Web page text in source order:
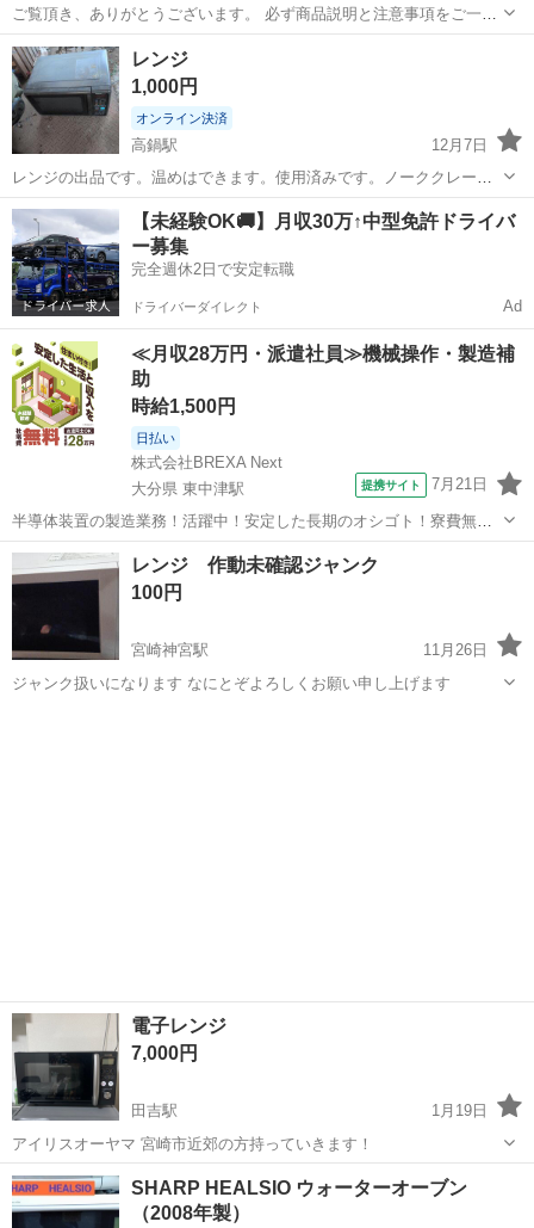
ご覧頂き、ありがとうございます。 必ず商品説明と注意事項をご一読
ください。 商品説明と注意事項にご納得頂けましたら、ご購入をお願
い致します。 こちらの商品は【住吉店】にございます。 ーーーーーー
ーーー 【...
宮崎 宮崎市
レンジ
1,000円
オンライン決済
高鍋駅
12月7日
レンジの出品です。温めはできます。使用済みです。ノーククレーム
でお願いします。
宮崎 児湯郡 高鍋駅 キッチン家電 レンジ
【未経験OK🚚】月収30万↑中型免許ドライバ
ー募集
完全週休2日で安定転職
ドライバーダイレクト Ad
≪月収28万円・派遣社員≫機械操作・製造補
助
時給1,500円
日払い
株式会社BREXA Next
大分県 東中津駅
提携サイト 7月21日
半導体装置の製造業務！活躍中！安定した長期のオシゴト！寮費無料
★赴任旅費会社負担◎20代～40代の男性活躍中★未経験活躍中！高時
給1,500円！《大分県中津市》 人気の工場のお仕事 ◇半導体装置内部
のシート製造◇ ＊クリー...
大分 中津市 東中津駅 その他
レンジ 作動未確認ジャンク
100円
宮崎神宮駅
11月26日
ジャンク扱いになります なにとぞよろしくお願い申し上げます
電子レンジ
7,000円
田吉駅
1月19日
アイリスオーヤマ 宮崎市近郊の方持っていきます！
宮崎 宮崎市 キッチン家電 アイリスオーヤマ
SHARP HEALSIO ウォーターオーブン
（2008年製）